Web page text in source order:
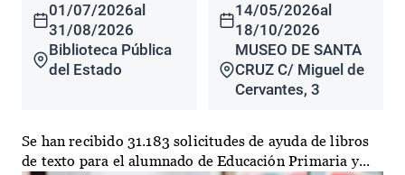
01/07/2026al
31/08/2026
Biblioteca Pública
del Estado
14/05/2026al
18/10/2026
MUSEO DE SANTA
CRUZ C/ Miguel de
Cervantes, 3
Se han recibido 31.183 solicitudes de ayuda de libros
de texto para el alumnado de Educación Primaria y...